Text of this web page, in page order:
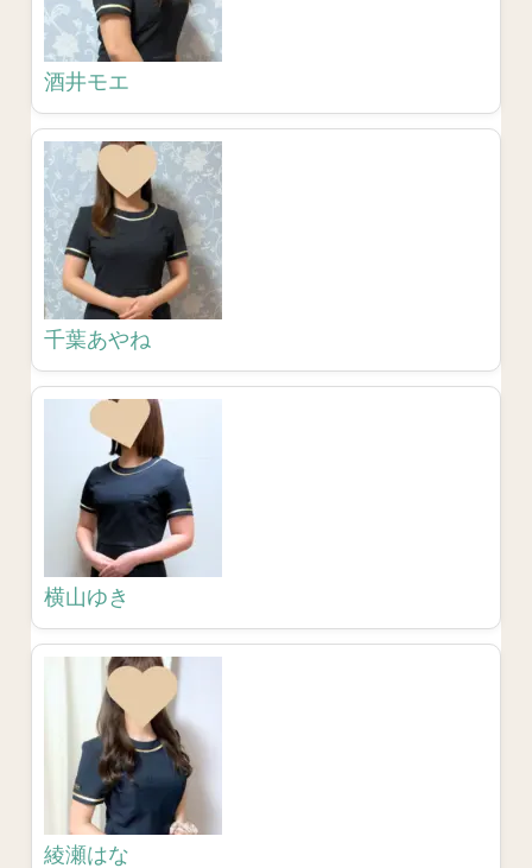
酒井モエ
千葉あやね
横山ゆき
綾瀬はな